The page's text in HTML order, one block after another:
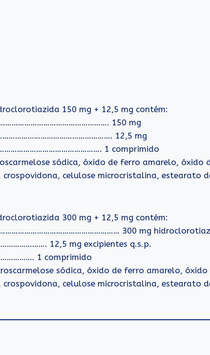
150 mg + 12,5 mg contém:
150 mg
12,5 mg
1 comprimido
sódica, óxido de ferro amarelo, óxido
celulose microcristalina, estearato
300 mg + 12,5 mg contém:
300 mg
12,5 mg excipientes q.s.p.
1 comprimido
sódica, óxido de ferro amarelo, óxido
celulose microcristalina, estearato